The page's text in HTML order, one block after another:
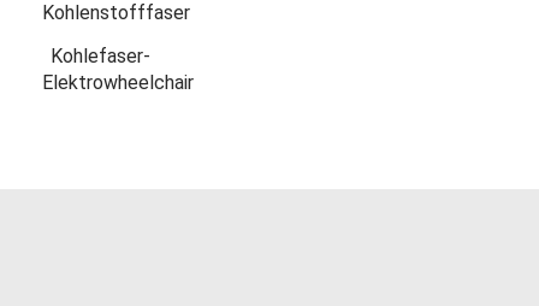
Kohlenstofffaser
Kohlefaser-
Elektrowheelchair